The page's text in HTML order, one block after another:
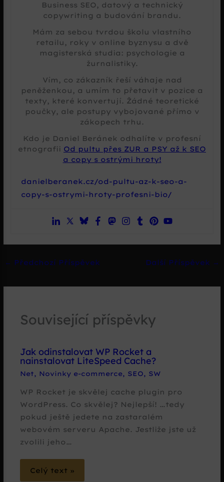
Business SEO, datový a technický
copywriting a budování brandu.
Mám za sebou tvrdou školu vlastního
retailu, roky v online byznysu a dvě
magisterská studia: psychologie a
žurnalistiky.
Vím, co zákazník řeší váhaje nad
peněženkou, a umím to přetavit v pozice a
texty, které konvertují. Žádné teoretické
poučky, ale postupy vybojované přímo v
zákopech trhu.
Kdo je Daniel Beránek odhalíte v profesní
etnografii Od pultu přes ZUR a PSY až k SEO
a copy s ostrými hroty!
danielberanek.cz/od-pultu-az-k-seo-a-
copy-s-ostrymi-hroty-profesni-bio/
← Předchozí Příspěvek Další Příspěvek →
Související příspěvky
Jak odinstalovat WP Rocket a
nainstalovat LiteSpeed Cache?
Net, Novinky e-commerce, SEO, SW
WP Rocket je skvělej cache plugin pro
WordPress. Co skvělej? Nejlepší! …tedy
pokud ještě jedete na zastaralém
webovém serveru Apache. Jestliže jste už
zvolili jeho…
Celý text »